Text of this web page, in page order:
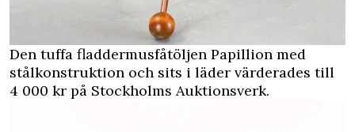
Den tuffa fladdermusfåtöljen Papillion med
stålkonstruktion och sits i läder värderades till
4 000 kr på Stockholms Auktionsverk.